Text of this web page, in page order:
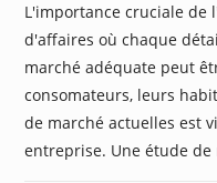
L'importance cruciale de
d'affaires où chaque
marché adéquate peut
consomateurs, leurs
de marché actuelles est
entreprise. Une étude